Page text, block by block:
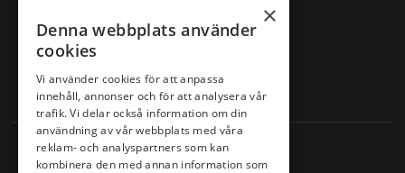
Lagnövägen 10
132 36 Saltsjö-Boo
Kontakt
×
Denna webbplats använder
cookies
Vi använder cookies för att anpassa
innehåll, annonser och för att analysera vår
trafik. Vi delar också information om din
användning av vår webbplats med våra
reklam- och analyspartners som kan
kombinera den med annan information som